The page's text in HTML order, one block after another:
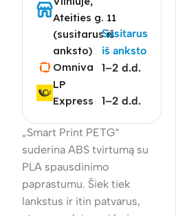
Ateities g. 11
(susitarus iš
anksto)
Susitarus
iš anksto
Omniva
1–2 d.d.
LP
Express
1–2 d.d.
„Smart Print PETG“
suderina ABS tvirtumą su
PLA spausdinimo
paprastumu. Šiek tiek
lankstus ir itin patvarus,